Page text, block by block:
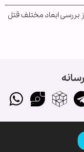
بررسی ابعاد مختلف قتل